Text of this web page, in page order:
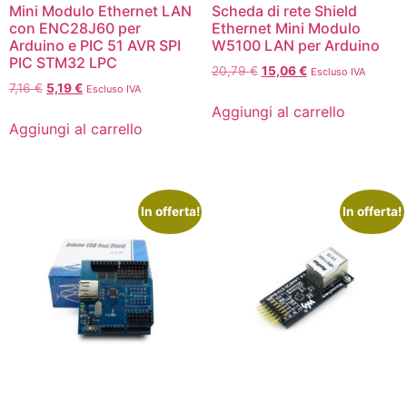
Mini Modulo Ethernet LAN
con ENC28J60 per
Arduino e PIC 51 AVR SPI
PIC STM32 LPC
7,16€ 5,19€ Escluso IVA
Aggiungi al carrello
Scheda di rete Shield
Ethernet Mini Modulo
W5100 LAN per Arduino
20,79€ 15,06€ Escluso IVA
Aggiungi al carrello
In offerta! In offerta!